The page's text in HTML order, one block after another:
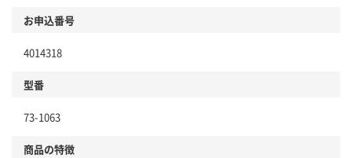
お申込番号
4014318
型番
73-1063
商品の特徴